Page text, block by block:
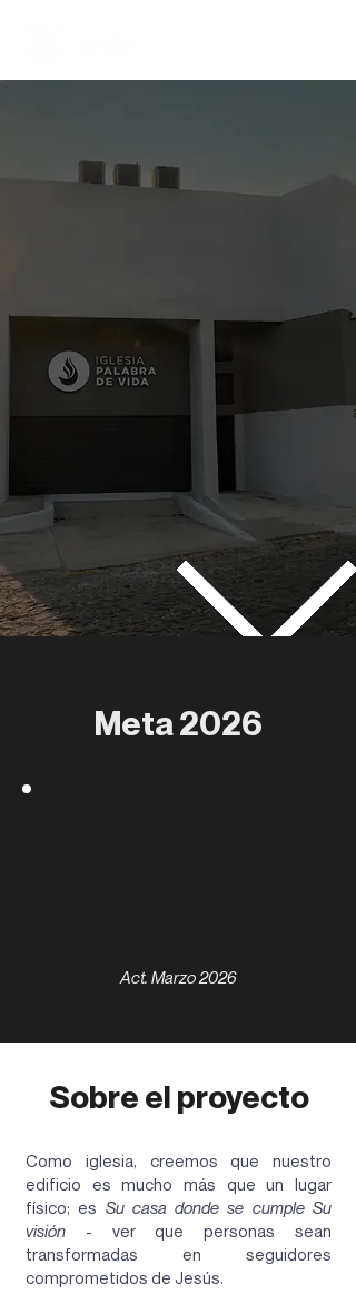
Meta 2026
Act. Marzo 2026
Sobre el proyecto
Como iglesia, creemos que nuestro
edificio es mucho más que un lugar
físico; es Su casa donde se cumple Su
visión - ver que personas sean
transformadas en seguidores
comprometidos de Jesús.